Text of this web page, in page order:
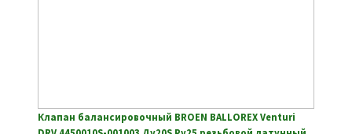
Клапан балансировочный BROEN BALLOREX Venturi